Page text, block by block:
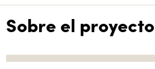
Sobre el proyecto